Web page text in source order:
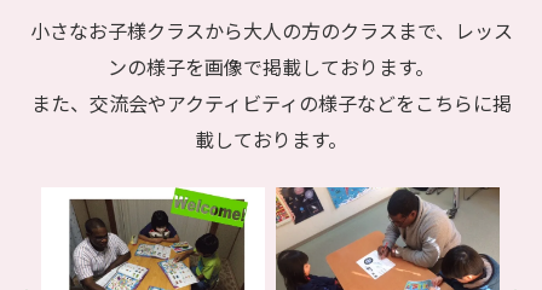
小さなお子様クラスから大人の方のクラスまで、レッス
ンの様子を画像で掲載しております。
また、交流会やアクティビティの様子などをこちらに掲
載しております。